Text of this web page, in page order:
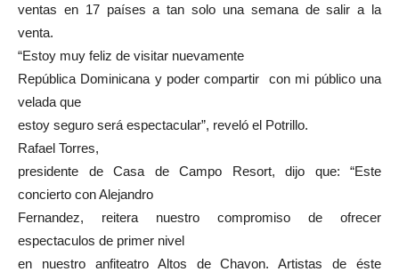
ventas en 17 países a tan solo una semana de salir a la
venta.
“Estoy muy feliz de visitar nuevamente
República Dominicana y poder compartir con mi público una
velada que
estoy seguro será espectacular”, reveló el Potrillo.
Rafael Torres,
presidente de Casa de Campo Resort, dijo que: “Este
concierto con Alejandro
Fernandez, reitera nuestro compromiso de ofrecer
espectaculos de primer nivel
en nuestro anfiteatro Altos de Chavon. Artistas de éste